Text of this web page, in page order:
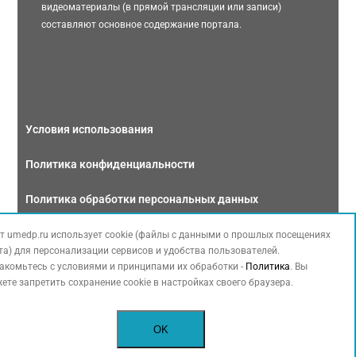
видеоматериалы (в прямой трансляции или записи)
составляют основное содержание портала.
Условия использования
Политика конфиденциальности
Политика обработки персональных данных
Связаться с нами
umedp.ru использует cookie (файлы с данными о прошлых посещениях
для персонализации сервисов и удобства пользователей.
с условиями и принципами их обработки - Политика. Вы
запретить сохранение cookie в настройках своего браузера.
OK